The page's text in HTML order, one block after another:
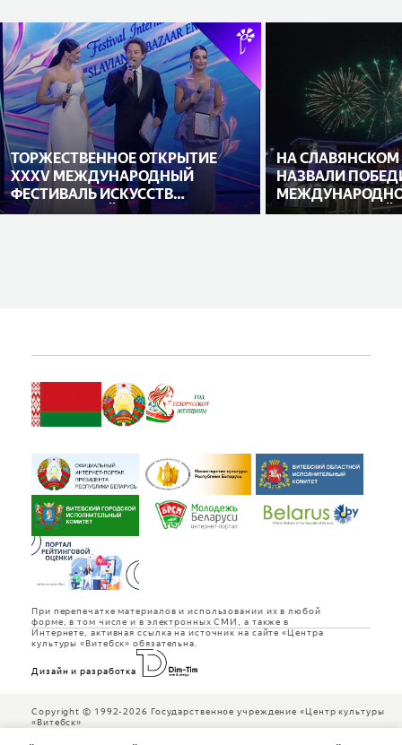
ТОРЖЕСТВЕННОЕ ОТКРЫТИЕ
XXXV МЕЖДУНАРОДНЫЙ
ФЕСТИВАЛЬ ИСКУССТВ
«СЛАВЯНСКИЙ БАЗАР В
НА СЛАВЯНСКОМ
НАЗВАЛИ
ИСПОЛНИТЕЛЕЙ
При перепечатке материалов и использовании их в любой
форме, в том числе и в электронных СМИ, а также в
Интернете, активная ссылка на источник на сайте «Центра
культуры «Витебск» обязательна.
Дизайн и разработка
Copyright © 1992-2026 Государственное учреждение «Центр культуры
«Витебск»